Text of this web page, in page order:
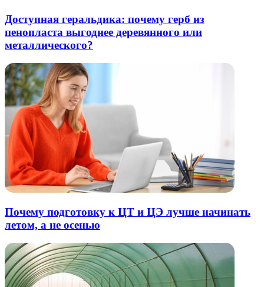
Доступная геральдика: почему герб из
пенопласта выгоднее деревянного или
металлического?
Почему подготовку к ЦТ и ЦЭ лучше начинать
летом, а не осенью